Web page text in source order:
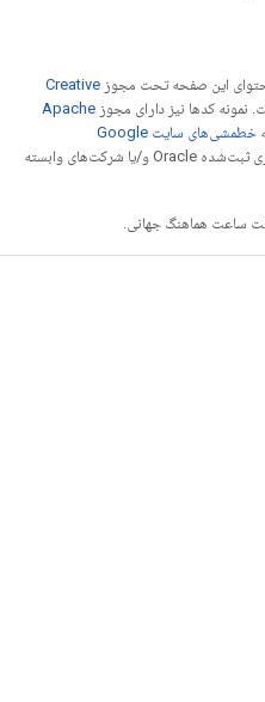
این صفحه تحت مجوز Creative
نمونه کدها نیز دارای مجوز Apache
خطمشی‌های سایت Google
مراجعه کنید. جاوا علامت تجاری ثبت‌شده Oracle و/یا شرکت‌های وابسته